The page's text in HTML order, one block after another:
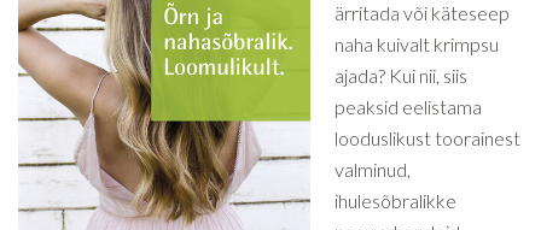
ärritada või käteseep
naha kuivalt krimpsu
ajada? Kui nii, siis
peaksid eelistama
looduslikust toorainest
valminud,
ihulesõbralikke